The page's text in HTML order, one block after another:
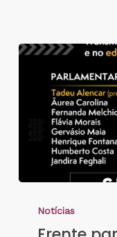
Notícias